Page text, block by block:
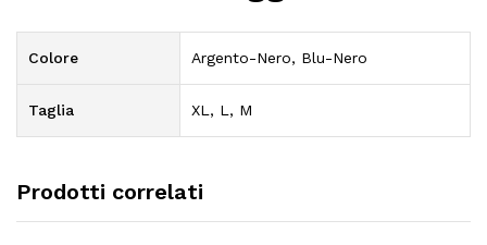
Colore Argento-Nero, Blu-Nero
Taglia XL, L, M
Prodotti correlati